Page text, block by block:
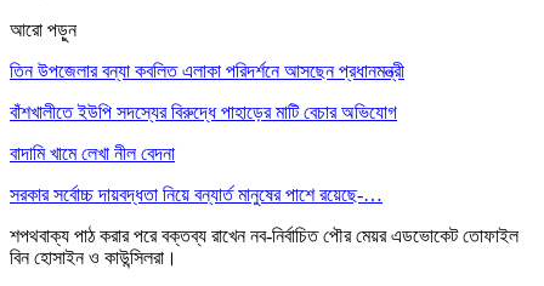
আরো পড়ুন
তিন উপজেলার বন্যা কবলিত এলাকা পরিদর্শনে আসছেন প্রধানমন্ত্রী
বাঁশখালীতে ইউপি সদস্যের বিরুদ্ধে পাহাড়ের মাটি বেচার অভিযোগ
বাদামি খামে লেখা নীল বেদনা
সরকার সর্বোচ্চ দায়বদ্ধতা নিয়ে বন্যার্ত মানুষের পাশে রয়েছে-…
শপথবাক্য পাঠ করার পরে বক্তব্য রাখেন নব-নির্বাচিত পৌর মেয়র এডভোকেট তোফাইল
বিন হোসাইন ও কাউন্সিলরা।